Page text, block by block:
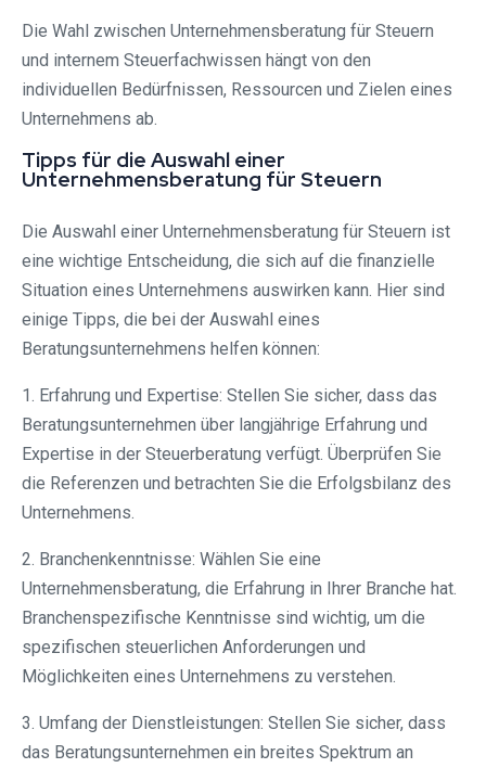
Die Wahl zwischen Unternehmensberatung für Steuern
und internem Steuerfachwissen hängt von den
individuellen Bedürfnissen, Ressourcen und Zielen eines
Unternehmens ab.
Tipps für die Auswahl einer
Unternehmensberatung für Steuern
Die Auswahl einer Unternehmensberatung für Steuern ist
eine wichtige Entscheidung, die sich auf die finanzielle
Situation eines Unternehmens auswirken kann. Hier sind
einige Tipps, die bei der Auswahl eines
Beratungsunternehmens helfen können:
1. Erfahrung und Expertise: Stellen Sie sicher, dass das
Beratungsunternehmen über langjährige Erfahrung und
Expertise in der Steuerberatung verfügt. Überprüfen Sie
die Referenzen und betrachten Sie die Erfolgsbilanz des
Unternehmens.
2. Branchenkenntnisse: Wählen Sie eine
Unternehmensberatung, die Erfahrung in Ihrer Branche hat.
Branchenspezifische Kenntnisse sind wichtig, um die
spezifischen steuerlichen Anforderungen und
Möglichkeiten eines Unternehmens zu verstehen.
3. Umfang der Dienstleistungen: Stellen Sie sicher, dass
das Beratungsunternehmen ein breites Spektrum an